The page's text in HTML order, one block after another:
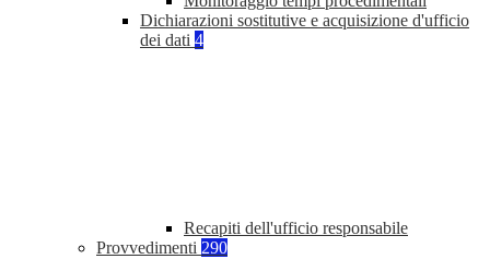
Dichiarazioni sostitutive e acquisizione d'ufficio
dei dati 4
Recapiti dell'ufficio responsabile
Provvedimenti 290